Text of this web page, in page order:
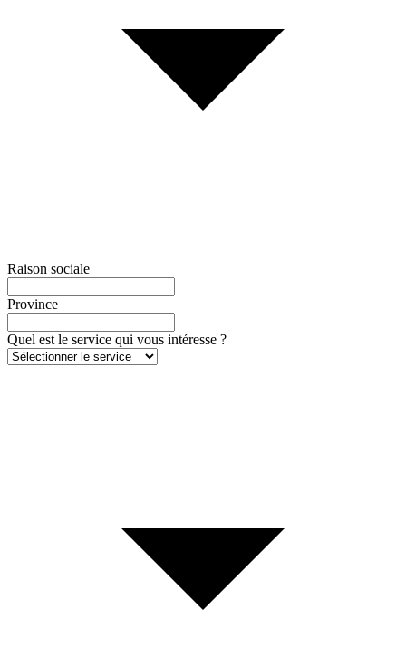
Raison sociale
Province
Quel est le service qui vous intéresse ?